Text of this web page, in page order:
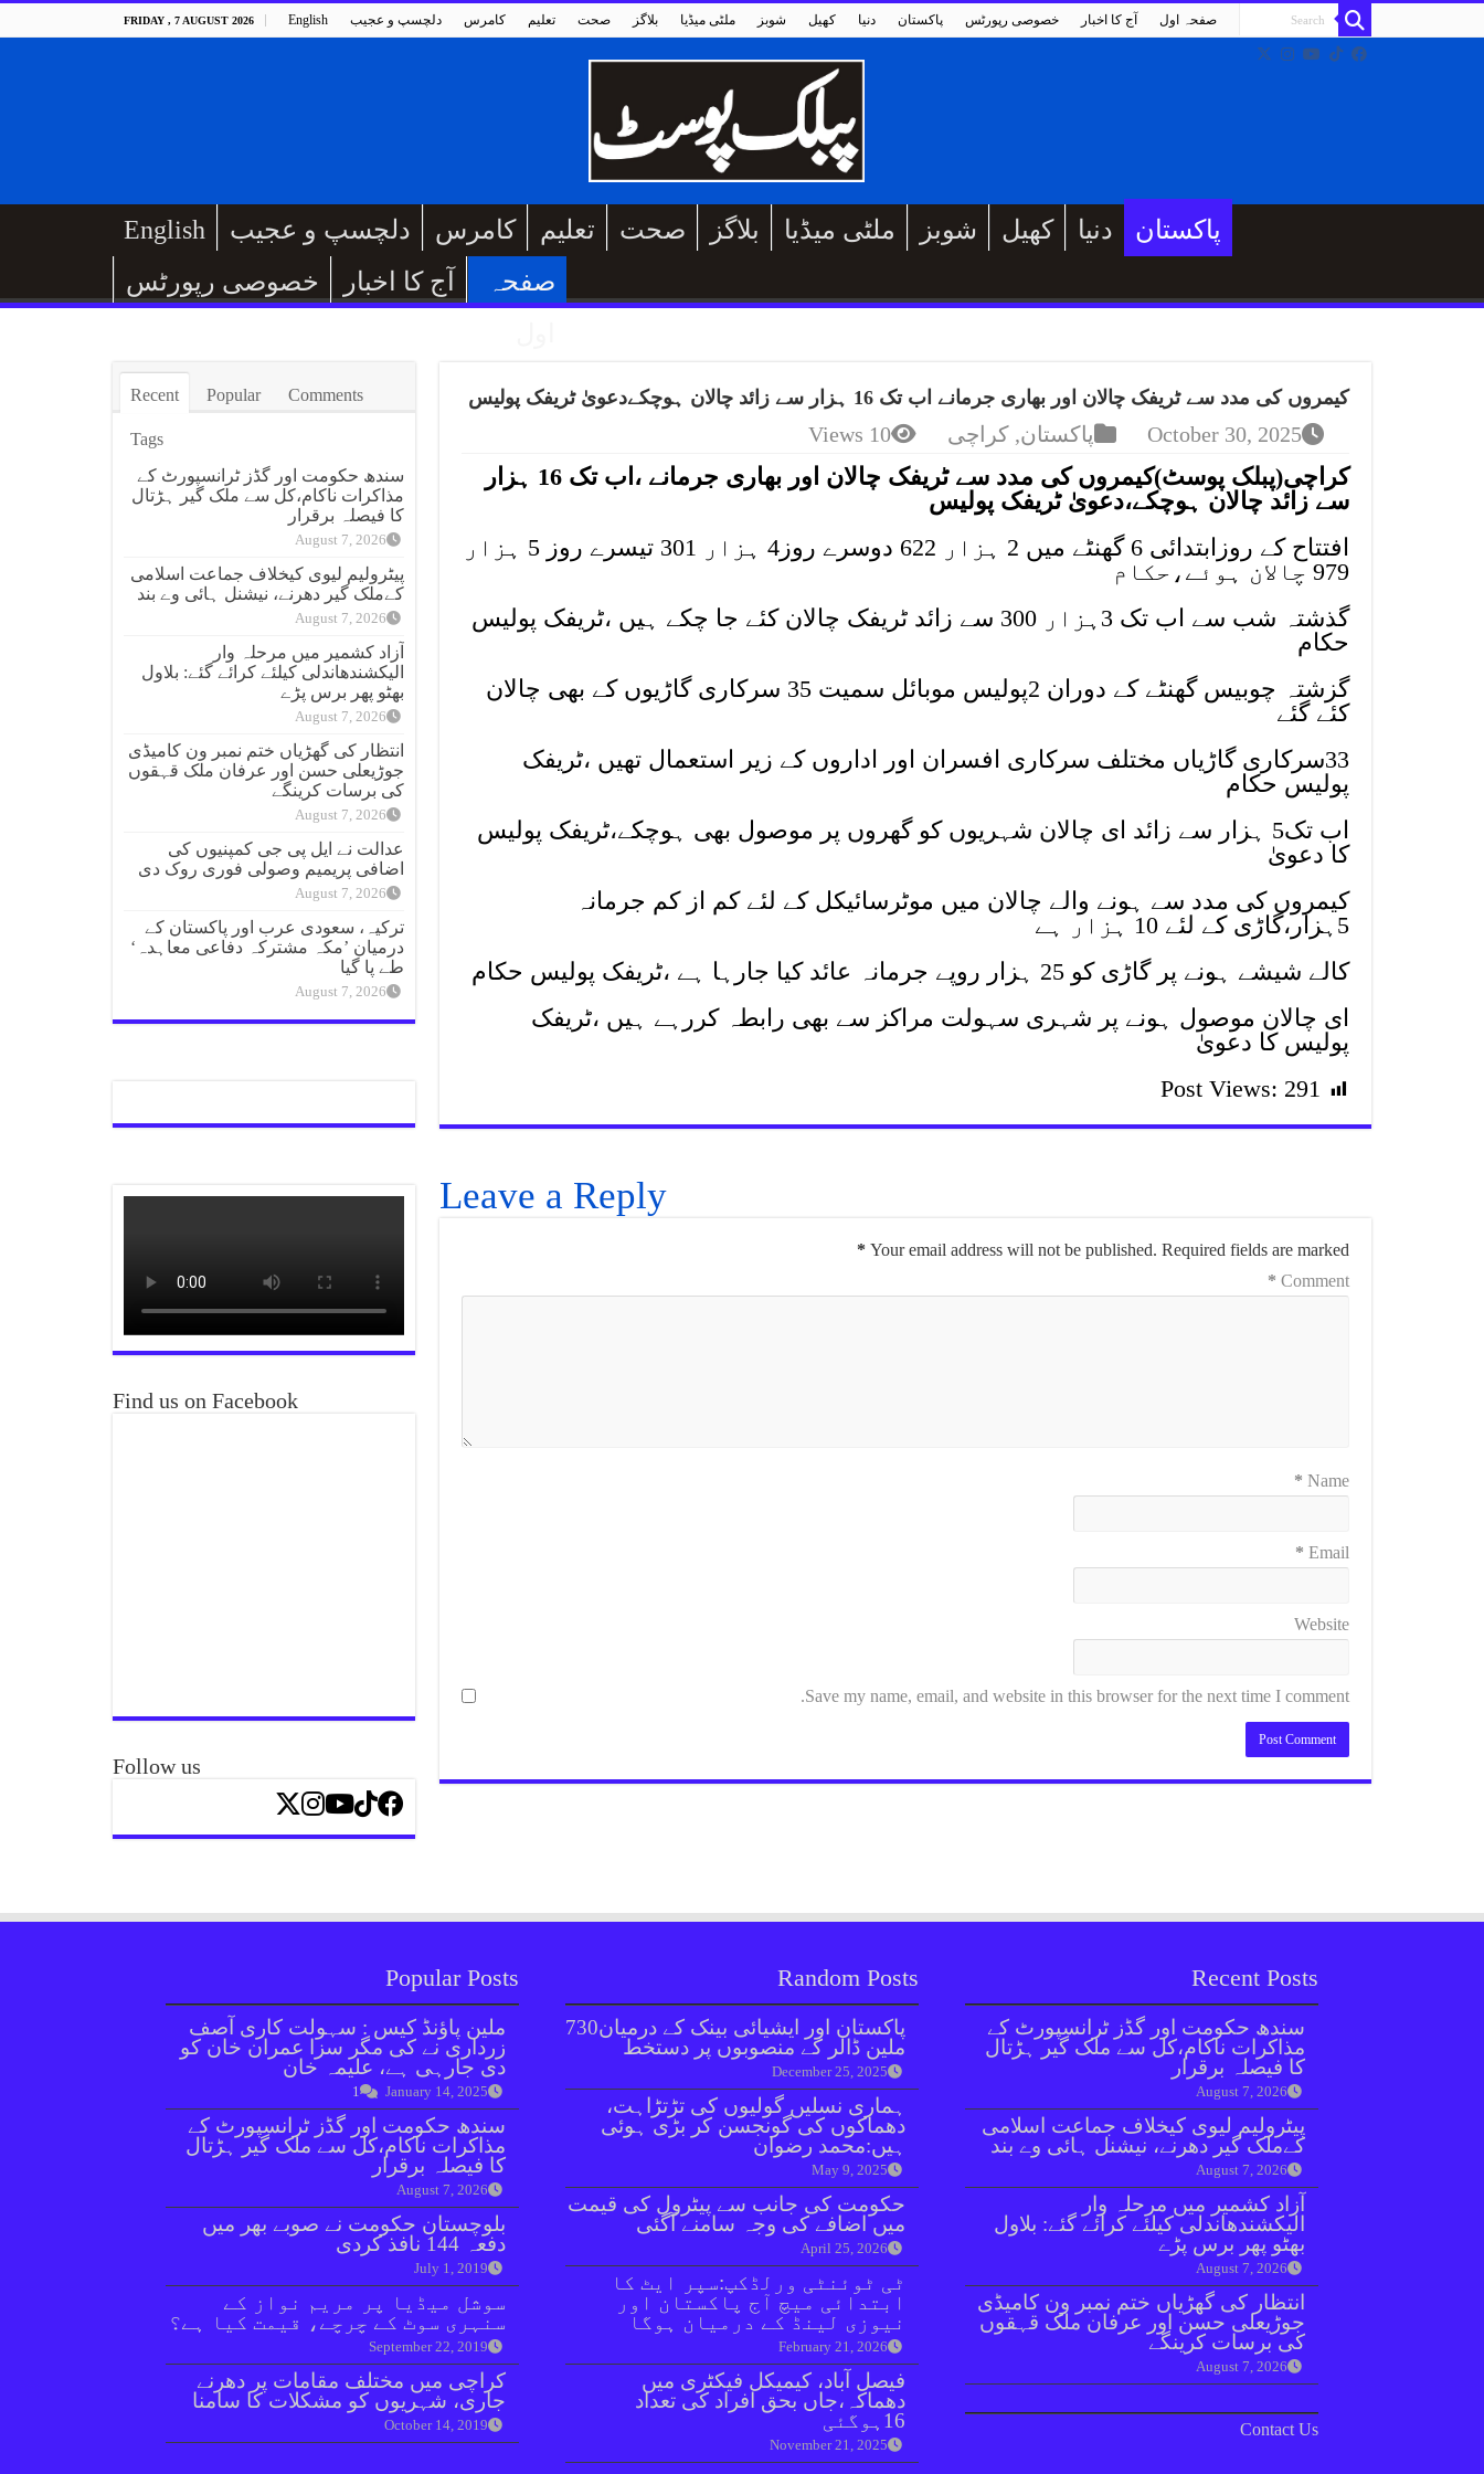
FRIDAY , 7 AUGUST 2026 English دلچسپ و عجیب کامرس تعلیم صحت بلاگز ملٹی میڈیا شوبز کھیل دنیا پاکستان خصوصی رپورٹس آج کا اخبار صفحہ اول
English دلچسپ و عجیب کامرس تعلیم صحت بلاگز ملٹی میڈیا شوبز کھیل دنیا
پاکستان
خصوصی رپورٹس
آج کا اخبار
صفحہ
کیمروں کی مدد سے ٹریفک چالان اور بھاری جرمانے اب تک 16 ہزار سے زائد چالان ہوچکےدعویٰ ٹریفک پولیس
October 30, 2025 پاکستان, کراچی 10 Views
کراچی(پبلک پوسٹ)کیمروں کی مدد سے ٹریفک چالان اور بھاری جرمانے ،اب تک 16 ہزار
سے زائد چالان ہوچکے،دعویٰ ٹریفک پولیس
افتتاح کے روزابتدائی 6 گھنٹے میں 2 ہزار 622 دوسرے روز4 ہزار 301 تیسرے روز 5 ہزار
979 چالان ہوئے،حکام
گذشتہ شب سے اب تک 3ہزار 300 سے زائد ٹریفک چالان کئے جا چکے ہیں ،ٹریفک پولیس
حکام
گزشتہ چوبیس گھنٹے کے دوران 2پولیس موبائل سمیت 35 سرکاری گاڑیوں کے بھی چالان
کئے گئے
33سرکاری گاڑیاں مختلف سرکاری افسران اور اداروں کے زیر استعمال تھیں ،ٹریفک
پولیس حکام
اب تک5 ہزار سے زائد ای چالان شہریوں کو گھروں پر موصول بھی ہوچکے،ٹریفک پولیس
کا دعویٰ
کیمروں کی مدد سے ہونے والے چالان میں موٹرسائیکل کے لئے کم از کم جرمانہ
5ہزار،گاڑی کے لئے 10 ہزار ہے
کالے شیشے ہونے پر گاڑی کو 25 ہزار روپے جرمانہ عائد کیا جارہا ہے ،ٹریفک پولیس حکام
ای چالان موصول ہونے پر شہری سہولت مراکز سے بھی رابطہ کررہے ہیں ،ٹریفک
پولیس کا دعویٰ
Post Views: 291
Leave a Reply
Your email address will not be published. Required fields are marked
*
Comment
*
Name
*
Email
*
Website
Save my name, email, and website in this browser for the next time I comment.
Recent Popular Comments
Tags
سندھ حکومت اور گڈز ٹرانسپورٹ کے
مذاکرات ناکام،کل سے ملک گیر ہڑتال
کا فیصلہ برقرار
August 7, 2026
پیٹرولیم لیوی کیخلاف جماعت اسلامی
کےملک گیر دھرنے، نیشنل ہائی وے بند
August 7, 2026
آزاد کشمیر میں مرحلہ وار
الیکشندھاندلی کیلئے کرائے گئے: بلاول
بھٹو پھر برس پڑے
August 7, 2026
انتظار کی گھڑیاں ختم نمبر ون کامیڈی
جوڑیعلی حسن اور عرفان ملک قہقوں
کی برسات کرینگے
August 7, 2026
عدالت نے ایل پی جی کمپنیوں کی
اضافی پریمیم وصولی فوری روک دی
August 7, 2026
ترکیہ، سعودی عرب اور پاکستان کے
درمیان ’مکہ مشترکہ دفاعی معاہدہ‘
طے پا گیا
August 7, 2026
Find us on Facebook
Follow us
Popular Posts
ملین پاؤنڈ کیس : سہولت کاری آصف
زرداری نے کی مگر سزا عمران خان کو
دی جارہی ہے، علیمہ خان
January 14, 2025
1
سندھ حکومت اور گڈز ٹرانسپورٹ کے
مذاکرات ناکام،کل سے ملک گیر ہڑتال
کا فیصلہ برقرار
August 7, 2026
بلوچستان حکومت نے صوبے بھر میں
دفعہ 144 نافذ کردی
July 1, 2019
سوشل میڈیا پر مریم نواز کے
سنہری سوٹ کے چرچے، قیمت کیا ہے؟
September 22, 2019
کراچی میں مختلف مقامات پر دھرنے
جاری، شہریوں کو مشکلات کا سامنا
October 14, 2019
Random Posts
پاکستان اور ایشیائی بینک کے درمیان730
ملین ڈالر کے منصوبوں پر دستخط
December 25, 2025
ہماری نسلیں گولیوں کی تڑتڑاہت،
دھماکوں کی گونجسن کر بڑی ہوئی
ہیں:محمد رضوان
May 9, 2025
حکومت کی جانب سے پیٹرول کی قیمت
میں اضافے کی وجہ سامنے ​​​آگئی
April 25, 2026
ٹی ٹوئنٹی ورلڈکپ:سپر ایٹ کا
ابتدائی میچ آج پاکستان اور
نیوزی لینڈ کے درمیان ہوگا
February 21, 2026
فیصل آباد، کیمیکل فیکٹری میں
دھماکہ،جاں بحق افراد کی تعداد
16ہوگئی
November 21, 2025
Recent Posts
سندھ حکومت اور گڈز ٹرانسپورٹ کے
مذاکرات ناکام،کل سے ملک گیر ہڑتال
کا فیصلہ برقرار
August 7, 2026
پیٹرولیم لیوی کیخلاف جماعت اسلامی
کےملک گیر دھرنے، نیشنل ہائی وے بند
August 7, 2026
آزاد کشمیر میں مرحلہ وار
الیکشندھاندلی کیلئے کرائے گئے: بلاول
بھٹو پھر برس پڑے
August 7, 2026
انتظار کی گھڑیاں ختم نمبر ون کامیڈی
جوڑیعلی حسن اور عرفان ملک قہقوں
کی برسات کرینگے
August 7, 2026
Contact Us